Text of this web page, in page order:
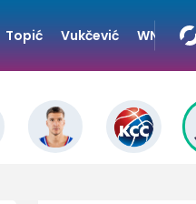
Topić Vukčević WNBA